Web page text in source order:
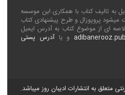
به تالیف کتاب با همکاری این موسسه
میشود پروپوزال و طرح پیشنهادی کتاب
ای از موضوع کتاب به آدرس ایمیل
و یاآدرس پستی
متعلق به انتشارات ادیبان روز میباشد.